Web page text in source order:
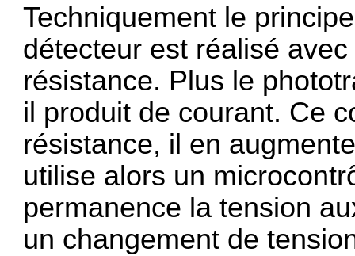
Techniquement le
détecteur est réalisé
résistance. Plus le
il produit de courant. Ce
résistance, il en
utilise alors un
permanence la tension
un changement de